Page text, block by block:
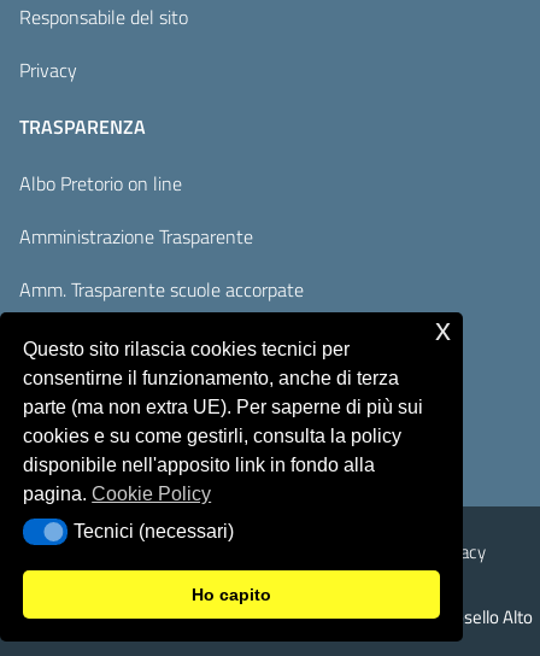
Responsabile del sito
Privacy
TRASPARENZA
Albo Pretorio on line
Amministrazione Trasparente
Amm. Trasparente scuole accorpate
Adempimenti AVCP / ANAC
Accesso Civico
Sicurezza Note Legali Privacy
© 2026 Istituto Comprensivo Monte Rosello Alto
Questo sito rilascia cookies tecnici per
consentirne il funzionamento, anche di terza
parte (ma non extra UE). Per saperne di più sui
cookies e su come gestirli, consulta la policy
disponibile nell'apposito link in fondo alla
pagina.Cookie Policy
Tecnici (necessari)
Tecnici (necessari)
Ho capito
x